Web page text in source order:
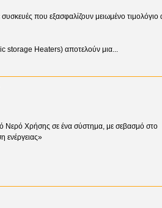
που εξασφαλίζουν μειωμένο τιμολόγιο
storage Heaters) αποτελούν μια...
Νερό Χρήσης σε ένα σύστημα, με σεβασμό στο
ενέργειας»